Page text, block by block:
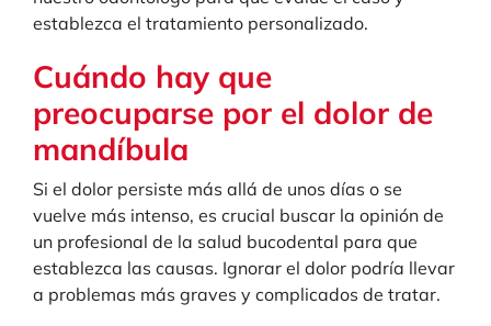
establezca el tratamiento personalizado.
Cuándo hay que
preocuparse por el dolor de
mandíbula
Si el dolor persiste más allá de unos días o se
vuelve más intenso, es crucial buscar la opinión de
un profesional de la salud bucodental para que
establezca las causas. Ignorar el dolor podría llevar
a problemas más graves y complicados de tratar.